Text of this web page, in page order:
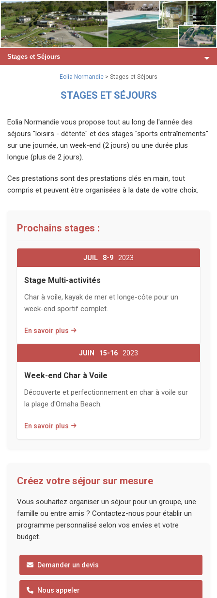
Stages et Séjours
Eolia Normandie > Stages et Séjours
STAGES ET SÉJOURS
Eolia Normandie vous propose tout au long de l'année des
séjours "loisirs - détente" et des stages "sports entraînements"
sur une journée, un week-end (2 jours) ou une durée plus
longue (plus de 2 jours).
Ces prestations sont des prestations clés en main, tout
compris et peuvent être organisées à la date de votre choix.
Prochains stages :
JUIL 8-9 2023
Stage Multi-activités
Char à voile, kayak de mer et longe-côte pour un
week-end sportif complet.
En savoir plus
JUIN 15-16 2023
Week-end Char à Voile
Découverte et perfectionnement en char à voile sur
la plage d'Omaha Beach.
En savoir plus
Créez votre séjour sur mesure
Vous souhaitez organiser un séjour pour un groupe, une
famille ou entre amis ? Contactez-nous pour établir un
programme personnalisé selon vos envies et votre
budget.
Demander un devis
Nous appeler